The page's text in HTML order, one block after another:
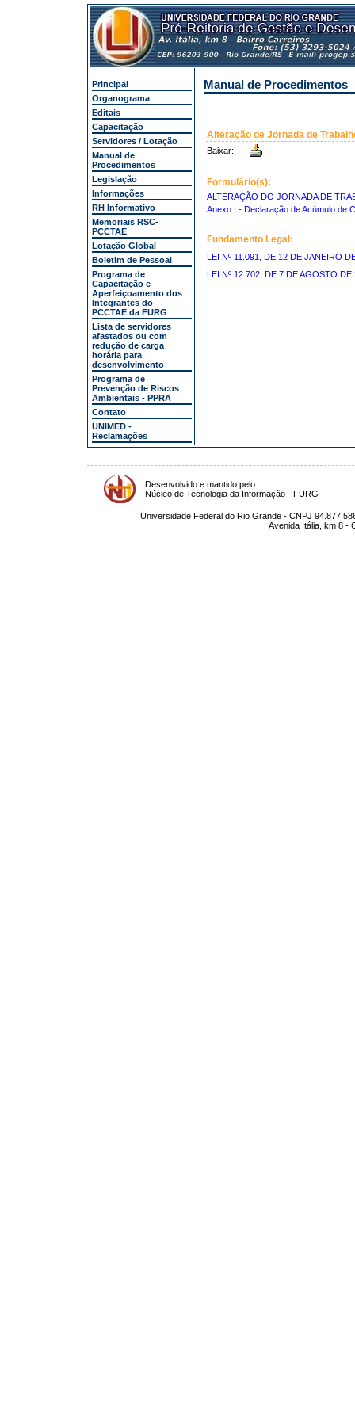
Principal
Organograma
Editais
Capacitação
Servidores / Lotação
Manual de
Procedimentos
Legislação
Informações
RH Informativo
Memoriais RSC-
PCCTAE
Lotação Global
Boletim de Pessoal
Programa de
Capacitação e
Aperfeiçoamento dos
Integrantes do
PCCTAE da FURG
Lista de servidores
afastados ou com
redução de carga
horária para
desenvolvimento
Programa de
Prevenção de Riscos
Ambientais - PPRA
Contato
UNIMED -
Reclamações
Manual de Procedimentos
Alteração de Jornada de
Baixar:
Formulário(s):
ALTERAÇÃO DO JORNADA DE
Anexo I - Declaração de Acúmulo de
Fundamento Legal:
LEI Nº 11.091, DE 12 DE JANEIRO
LEI Nº 12.702, DE 7 DE AGOSTO DE
Desenvolvido e mantido pelo
Núcleo de Tecnologia da Informação - FURG
Universidade Federal do Rio Grande - CNPJ
Avenida Itália, km 8 -